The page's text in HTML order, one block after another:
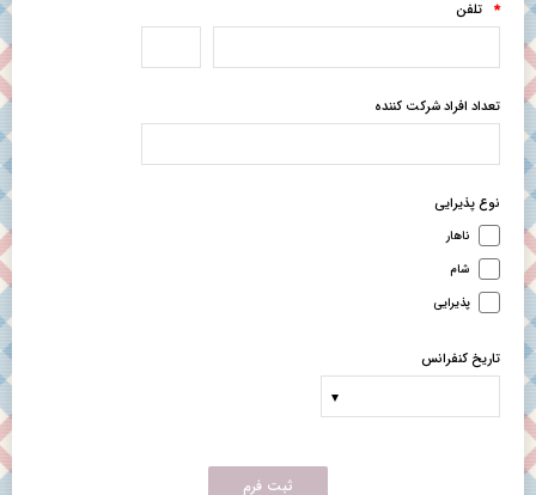
* تلفن
تعداد افراد شرکت کننده
نوع پذیرایی
ناهار
شام
پذیرایی
تاریخ کنفرانس
ثبت فرم